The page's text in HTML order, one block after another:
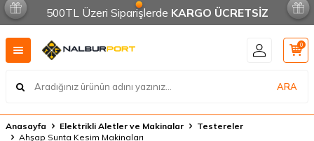
500TL Üzeri Siparişlerde KARGO ÜCRETSİZ
ARA
0
Anasayfa Elektrikli Aletler ve Makinalar
Testereler
Ahşap Sunta Kesim Makinaları